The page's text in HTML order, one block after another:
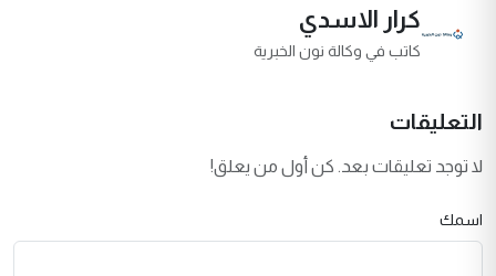
كرار الاسدي
كاتب في وكالة نون الخبرية
التعليقات
لا توجد تعليقات بعد. كن أول من يعلق!
اسمك